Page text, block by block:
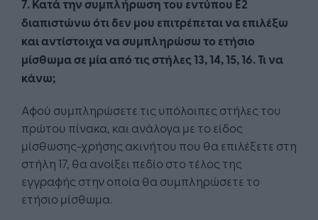
διαπιστώνω ότι δεν μου επιτρέπεται να επιλέξω
και αντίστοιχα να συμπληρώσω το ετήσιο
μίσθωμα σε μία από τις στήλες 13, 14, 15, 16. Τι να
κάνω;
Αφού συμπληρώσετε τις υπόλοιπες στήλες του
πρώτου πίνακα, και ανάλογα με το είδος
μίσθωσης-χρήσης ακινήτου που θα επιλέξετε στη
στήλη 17, θα ανοίξει πεδίο στο τέλος της
εγγραφής στην οποία θα συμπληρώσετε το
ετήσιο μίσθωμα.